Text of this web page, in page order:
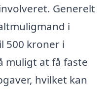
Generelt
i
500 kroner i
muligt at få faste
hvilket kan